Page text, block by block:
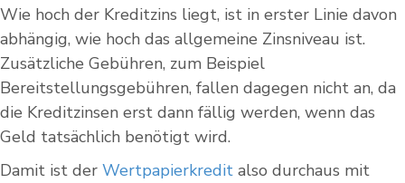
Wie hoch der Kreditzins liegt, ist in erster Linie davon
abhängig, wie hoch das allgemeine Zinsniveau ist.
Zusätzliche Gebühren, zum Beispiel
Bereitstellungsgebühren, fallen dagegen nicht an, da
die Kreditzinsen erst dann fällig werden, wenn das
Geld tatsächlich benötigt wird.
Damit ist der Wertpapierkredit also durchaus mit